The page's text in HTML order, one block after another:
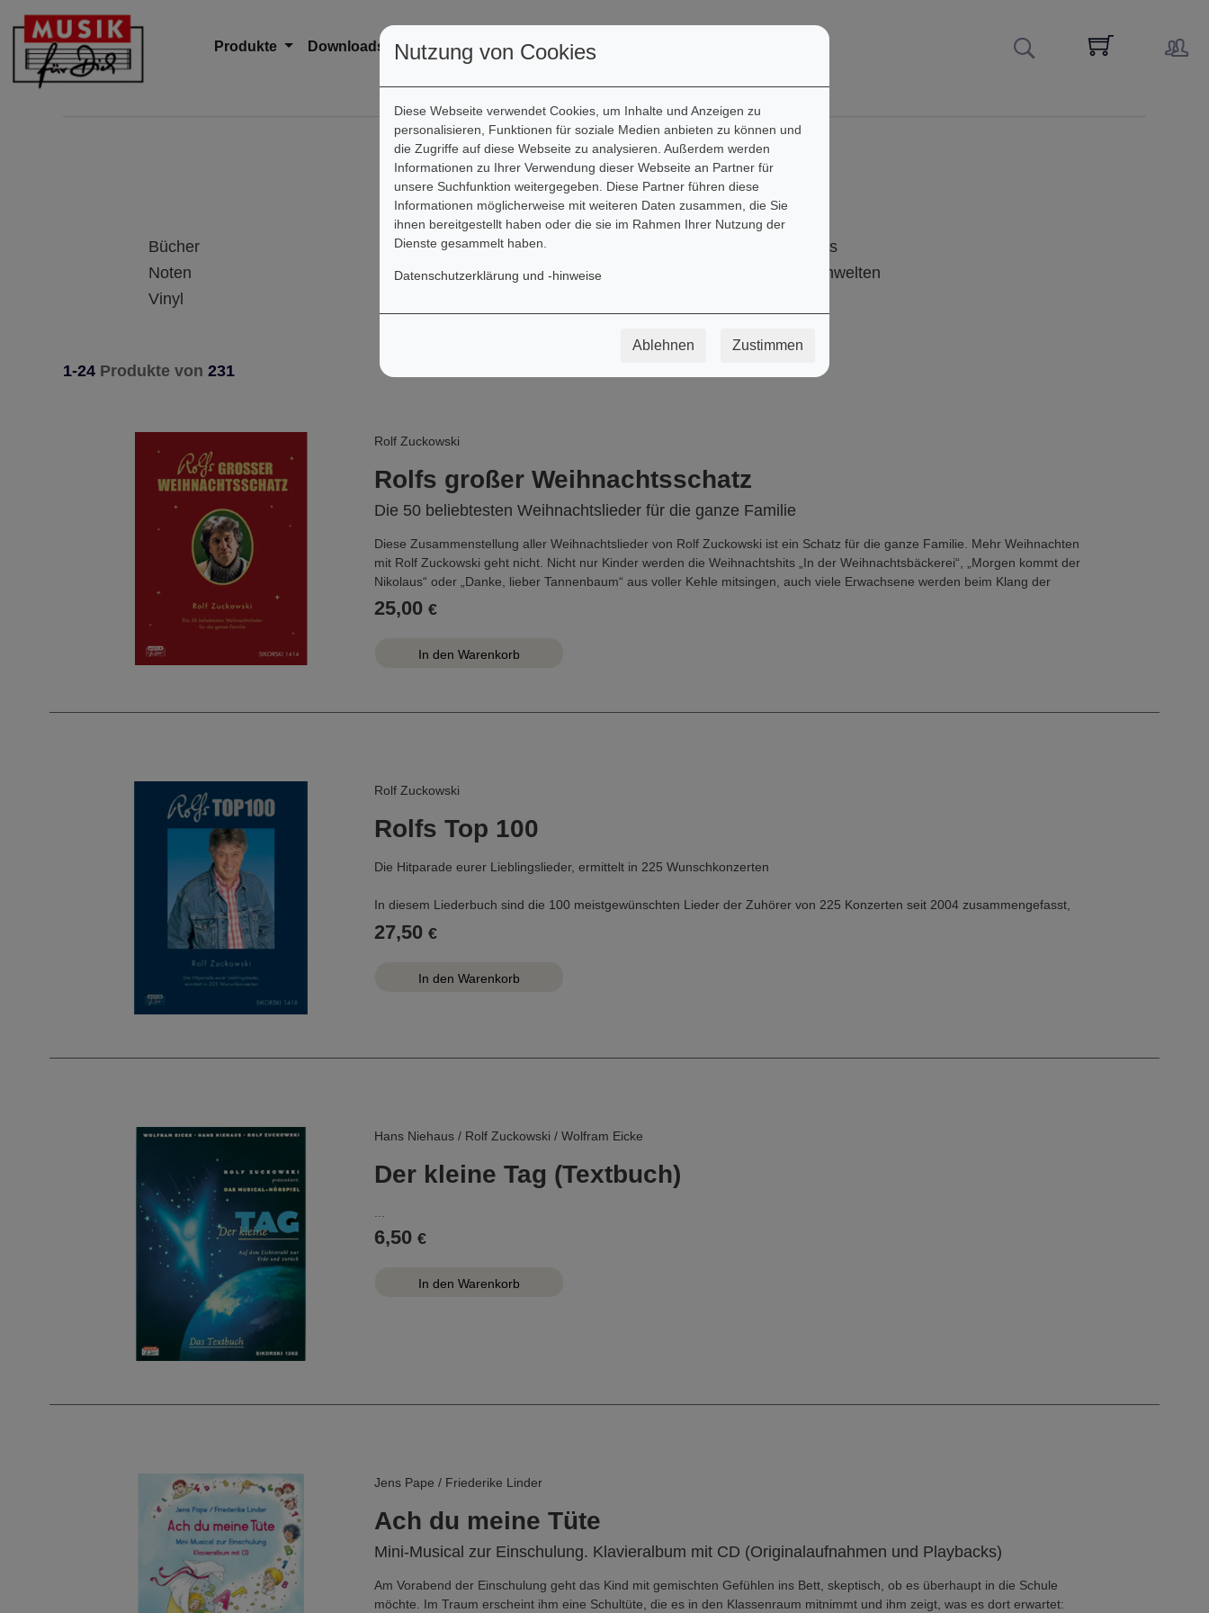
Nutzung von Cookies
Diese Webseite verwendet Cookies, um Inhalte und Anzeigen zu
personalisieren, Funktionen für soziale Medien anbieten zu können und
die Zugriffe auf diese Webseite zu analysieren. Außerdem werden
Informationen zu Ihrer Verwendung dieser Webseite an Partner für
unsere Suchfunktion weitergegeben. Diese Partner führen diese
Informationen möglicherweise mit weiteren Daten zusammen, die Sie
ihnen bereitgestellt haben oder die sie im Rahmen Ihrer Nutzung der
Dienste gesammelt haben.
Datenschutzerklärung und -hinweise
Ablehnen Zustimmen
Produkte Downloads Kontakt Informationen
Produkte
Bücher CD / DVD
Musicals
Noten
Signierte Artikel
Themenwelten
Vinyl
1-24 Produkte von 231
Rolf Zuckowski
Rolfs großer Weihnachtsschatz
Die 50 beliebtesten Weihnachtslieder für die ganze Familie
Diese Zusammenstellung aller Weihnachtslieder von Rolf Zuckowski ist ein Schatz für die ganze Familie. Mehr Weihnachten
mit Rolf Zuckowski geht nicht. Nicht nur Kinder werden die Weihnachtshits „In der Weihnachtsbäckerei“, „Morgen kommt der
Nikolaus“ oder „Danke, lieber Tannenbaum“ aus voller Kehle mitsingen, auch viele Erwachsene werden beim Klang der
bekannten Melodien an eigene, glückliche Kindheitserlebnisse und Rituale erinnert. Und wer gerade dem Alter der
kindgerechten Lieder entwachsen ist, kann eine ganz neue, ruhigere und besinnliche Seite des Künstlers entdecken.
Kinderliedermacher, der mit der großen Popularität seiner Stücke neue Volkslieder geschaffen hat, bis zum Interpreten für
...
25,00 €
Rolf Zuckowski
Rolfs Top 100
Die Hitparade eurer Lieblingslieder, ermittelt in 225 Wunschkonzerten
In diesem Liederbuch sind die 100 meistgewünschten Lieder der Zuhörer von 225 Konzerten seit 2004 zusammengefasst,
geordnet von Platz 1 bis Platz 100. Das Album enthält neben den Noten (Melodie, Akkorde, Gitarrengriffe) auch viele Fotos.
27,50 €
Hans Niehaus / Rolf Zuckowski / Wolfram Eicke
Der kleine Tag (Textbuch)
...
6,50 €
Jens Pape / Friederike Linder
Ach du meine Tüte
Mini-Musical zur Einschulung. Klavieralbum mit CD (Originalaufnahmen und Playbacks)
Am Vorabend der Einschulung geht das Kind mit gemischten Gefühlen ins Bett, skeptisch, ob es überhaupt in die Schule
möchte. Im Traum erscheint ihm eine Schultüte, die es in den Klassenraum mitnimmt und ihm zeigt, was es dort erwartet: